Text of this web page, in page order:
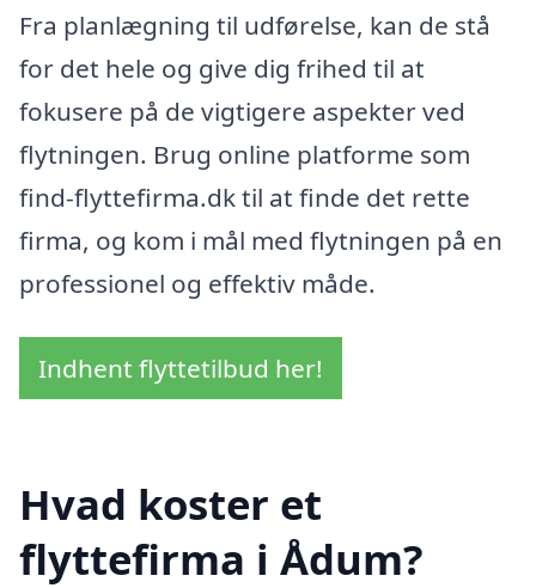
Fra planlægning til udførelse, kan de stå
for det hele og give dig frihed til at
fokusere på de vigtigere aspekter ved
flytningen. Brug online platforme som
find-flyttefirma.dk til at finde det rette
firma, og kom i mål med flytningen på en
professionel og effektiv måde.
Indhent flyttetilbud her!
Hvad koster et
flyttefirma i Ådum?